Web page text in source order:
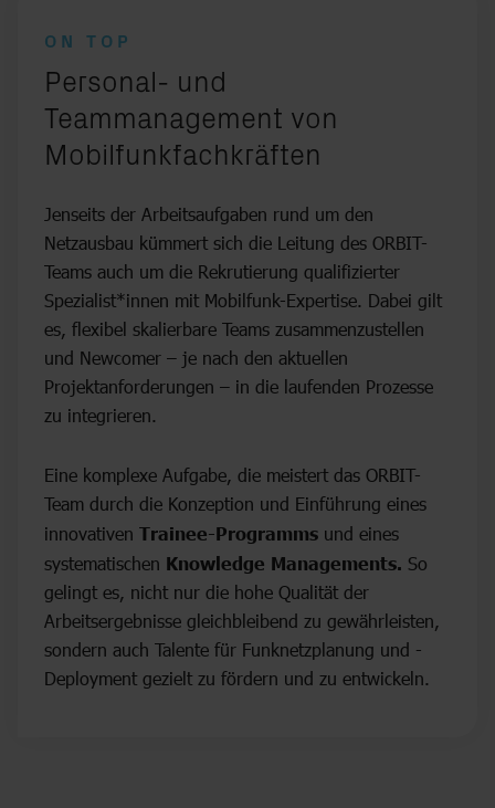
ON TOP
:Personal- und
Teammanagement von
Mobilfunkfachkräften
Jenseits der Arbeitsaufgaben rund um den
Netzausbau kümmert sich die Leitung des ORBIT-
Teams auch um die Rekrutierung qualifizierter
Spezialist*innen mit Mobilfunk-Expertise. Dabei gilt
es, flexibel skalierbare Teams zusammenzustellen
und Newcomer – je nach den aktuellen
Projektanforderungen – in die laufenden Prozesse
zu integrieren.
Eine komplexe Aufgabe, die meistert das ORBIT-
Team durch die Konzeption und Einführung eines
innovativen Trainee-Programms und eines
systematischen Knowledge Managements. So
gelingt es, nicht nur die hohe Qualität der
Arbeitsergebnisse gleichbleibend zu gewährleisten,
sondern auch Talente für Funknetzplanung und -
Deployment gezielt zu fördern und zu entwickeln.